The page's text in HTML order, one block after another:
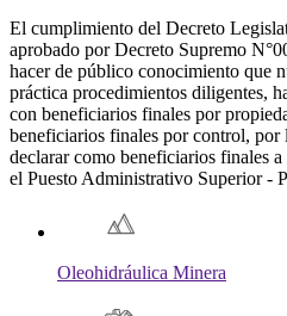
El cumplimiento del Decreto
aprobado por Decreto Supremo
hacer de público conocimiento que
práctica procedimientos diligentes,
con beneficiarios finales por
beneficiarios finales por control, por
declarar como beneficiarios finales
el Puesto Administrativo Superior -
Oleohidráulica Minera